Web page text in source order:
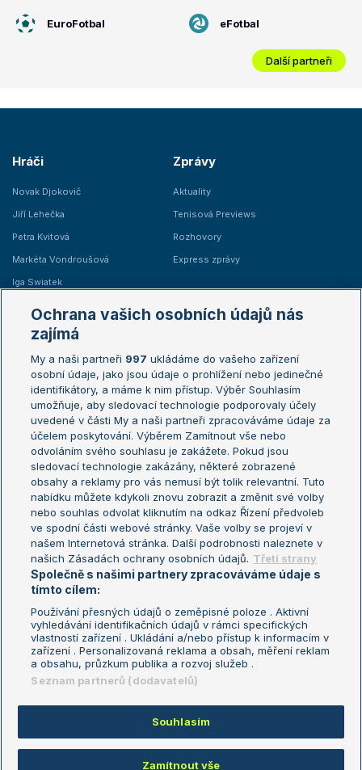
EuroFotbal eFotbal
Další partneři
Hráči
Novak Djokovič
Jiří Lehečka
Petra Kvitová
Markéta Vondroušová
Iga Swiatek
Zprávy
Aktuality
Tenisová Previews
Rozhovory
Express zprávy
Žebříčky
Žebříček ATP (muži)
Žebříček WTA (ženy)
Sázkařský žebříček
Australian Open
French Open
Wimbledon
US Open
Turnaj mistrů
Turnaj mistryň
Aktualní trendy
Fotbalové přestupy
Livesport Daily
LS Prague Open
Podmínky užití
Nastavení soukromí
GDPR a žurnalistika
Reklama
Kontakt
Informace o zpracování osobních
údajů
Copyright © 2008-2026 TenisPortal.cz. Využíváme zpravodajství ČTK.
Ochrana vašich osobních údajů nás
zajímá
My a naši partneři 997 ukládáme do vašeho zařízení
osobní údaje, jako jsou údaje o prohlížení nebo jedinečné
identifikátory, a máme k nim přístup. Výběr Souhlasím
umožňuje, aby sledovací technologie podporovaly účely
uvedené v části My a naši partneři zpracováváme údaje za
účelem poskytování. Výběrem Zamítnout vše nebo
odvoláním svého souhlasu je zakážete. Pokud jsou
sledovací technologie zakázány, některé zobrazené
obsahy a reklamy pro vás nemusí být tolik relevantní. Tuto
nabídku můžete kdykoli znovu zobrazit a změnit své volby
nebo souhlas odvolat kliknutím na odkaz Řízení předvoleb
ve spodní části webové stránky. Vaše volby se projeví v
našem Internetová stránka. Další podrobnosti naleznete v
našich Zásadách ochrany osobních údajů. Třetí strany
Společně s našimi partnery zpracováváme údaje s
tímto cílem:
Používání přesných údajů o zeměpisné poloze . Aktivní
vyhledávání identifikačních údajů v rámci specifických
vlastností zařízení . Ukládání a/nebo přístup k informacím v
zařízení . Personalizovaná reklama a obsah, měření reklam
a obsahu, průzkum publika a rozvoj služeb .
Seznam partnerů (dodavatelů)
Souhlasím
Zamítnout vše